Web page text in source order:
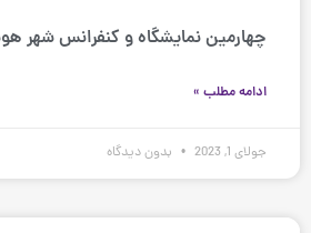
چهارمین نمایشگاه و کنفرانس شهر
ادامه مطلب »
جولای 1, 2023 بدون دیدگاه